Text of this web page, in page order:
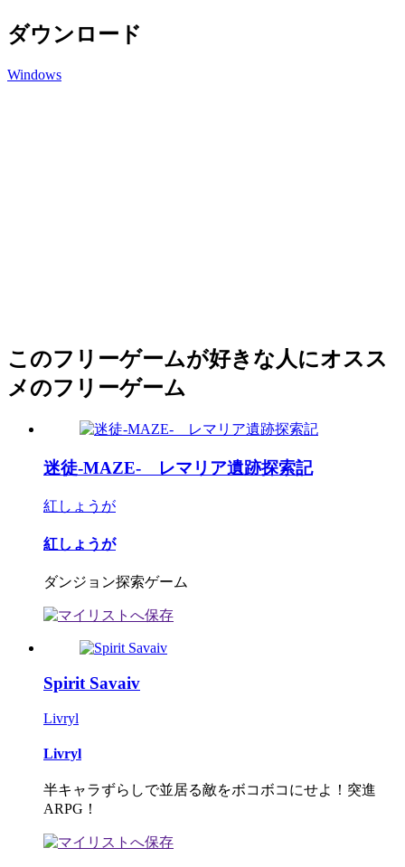
ダウンロード
Windows
このフリーゲームが好きな人にオスス
メのフリーゲーム
迷徒-MAZE- レマリア遺跡探索記
紅しょうが
紅しょうが
ダンジョン探索ゲーム
Spirit Savaiv
Livryl
Livryl
半キャラずらしで並居る敵をボコボコにせよ！突進
ARPG！